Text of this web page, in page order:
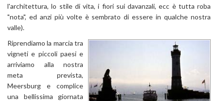
l'architettura, lo stile di vita, i fiori sui davanzali, ecc è tutta roba
"nota", ed anzi più volte è sembrato di essere in qualche nostra
valle).
Riprendiamo la marcia tra
vigneti e piccoli paesi e
arriviamo alla nostra
meta prevista,
Meersburg e complice
una bellissima giornata